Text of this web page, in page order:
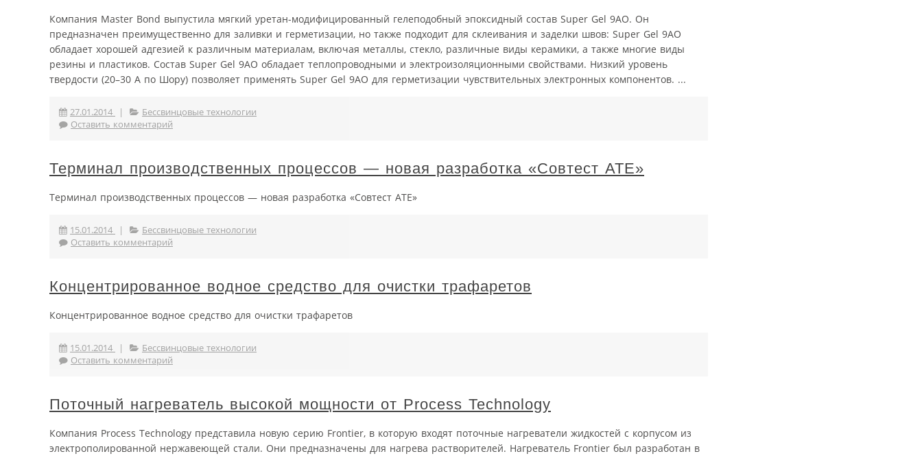
Компания Master Bond выпустила мягкий уретан-модифицированный гелеподобный эпоксидный состав Super Gel 9AO. Он
предназначен преимущественно для заливки и герметизации, но также подходит для склеивания и заделки швов: Super Gel 9AO
обладает хорошей адгезией к различным материалам, включая металлы, стекло, различные виды керамики, а также многие виды
резины и пластиков. Cостав Super Gel 9AO обладает теплопроводными и электроизоляционными свойствами. Низкий уровень
твердости (20–30 А по Шору) позволяет применять Super Gel 9AO для герметизации чувствительных электронных компонентов. ...
27.01.2014 |
Бессвинцовые технологии
Оставить комментарий
Терминал производственных процессов — новая разработка «Совтест АТЕ»
Терминал производственных процессов — новая разработка «Совтест АТЕ»
15.01.2014 |
Бессвинцовые технологии
Оставить комментарий
Концентрированное водное средство для очистки трафаретов
Концентрированное водное средство для очистки трафаретов
15.01.2014 |
Бессвинцовые технологии
Оставить комментарий
Поточный нагреватель высокой мощности от Process Technology
Компания Process Technology представила новую серию Frontier, в которую входят поточные нагреватели жидкостей с корпусом из
электрополированной нержавеющей стали. Они предназначены для нагрева растворителей. Нагреватель Frontier был разработан в